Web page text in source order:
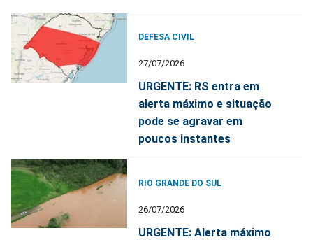
DEFESA CIVIL
27/07/2026
URGENTE: RS entra em
alerta máximo e situação
pode se agravar em
poucos instantes
RIO GRANDE DO SUL
26/07/2026
URGENTE: Alerta máximo